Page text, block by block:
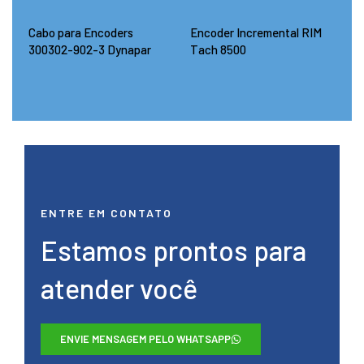
Cabo para Encoders
300302-902-3 Dynapar
Encoder Incremental RIM
Tach 8500
ENTRE EM CONTATO
Estamos prontos para
atender você
ENVIE MENSAGEM PELO WHATSAPP